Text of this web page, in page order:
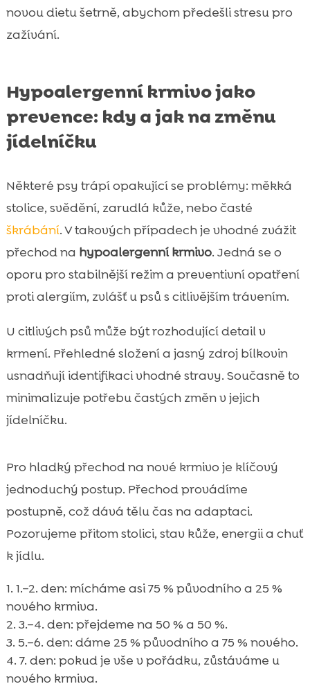
novou dietu šetrně, abychom předešli stresu pro
zažívání.
Hypoalergenní krmivo jako
prevence: kdy a jak na změnu
jídelníčku
Některé psy trápí opakující se problémy: měkká
stolice, svědění, zarudlá kůže, nebo časté
škrábání. V takových případech je vhodné zvážit
přechod na hypoalergenní krmivo. Jedná se o
oporu pro stabilnější režim a preventivní opatření
proti alergiím, zvlášť u psů s citlivějším trávením.
U citlivých psů může být rozhodující detail v
krmení. Přehledné složení a jasný zdroj bílkovin
usnadňují identifikaci vhodné stravy. Současně to
minimalizuje potřebu častých změn v jejich
jídelníčku.
Pro hladký přechod na nové krmivo je klíčový
jednoduchý postup. Přechod provádíme
postupně, což dává tělu čas na adaptaci.
Pozorujeme přitom stolici, stav kůže, energii a chuť
k jídlu.
1.–2. den: mícháme asi 75 % původního a 25 %
nového krmiva.
3.–4. den: přejdeme na 50 % a 50 %.
5.–6. den: dáme 25 % původního a 75 % nového.
7. den: pokud je vše v pořádku, zůstáváme u
nového krmiva.